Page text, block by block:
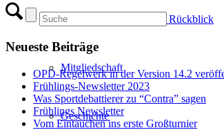
Vorstandsjahre im Rückblick
Mitgliedschaft
Geschichte
Neueste Beiträge
OPD-Regelwerk in der Version 14.2
Frühlings-Newsletter 2023
Was Sportdebattierer zu “Contra” sagen
Frühlings Newsletter
Vom Eintauchen ins erste Großturnier